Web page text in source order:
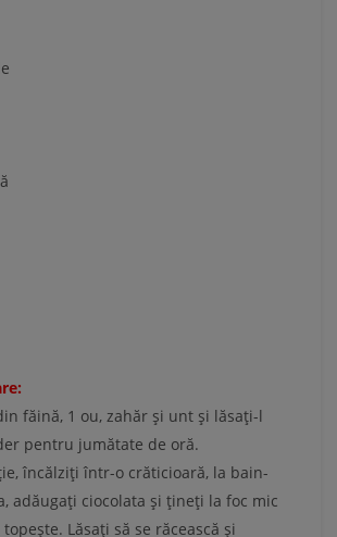
făină, 1 ou, zahăr și unt și lăsați-l
pentru jumătate de oră.
încălziți într-o crăticioară, la bain-
adăugați ciocolata și țineți la foc mic
Lăsați să se răcească și